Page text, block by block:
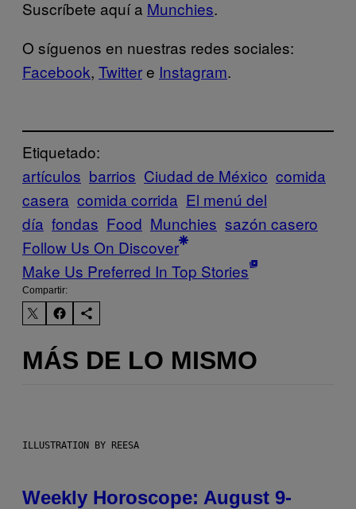
Suscríbete aquí a Munchies.
O síguenos en nuestras redes sociales:
Facebook, Twittere Instagram.
Etiquetado:
artículos barrios Ciudad de México comida
casera comida corrida El menú del
día fondas Food Munchies sazón casero
Follow Us On Discover
Make Us Preferred In Top Stories
Compartir:
MÁS DE LO MISMO
ILLUSTRATION BY REESA
Weekly Horoscope: August 9-